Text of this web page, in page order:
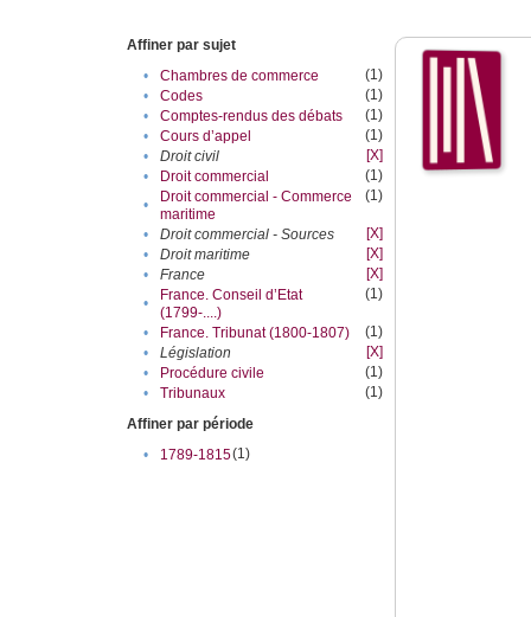
Affiner par sujet
•
Chambres de commerce
(1)
•
Codes
(1)
•
Comptes-rendus des débats
(1)
•
Cours d’appel
(1)
•
Droit civil
[X]
•
Droit commercial
(1)
•
Droit commercial - Commerce
maritime
(1)
• Droit commercial - Sources
[X]
•
Droit maritime
[X]
•
France
[X]
•
France. Conseil d’Etat
(1799-....)
(1)
• France. Tribunat (1800-1807)
(1)
•
Législation
[X]
•
Procédure civile
(1)
•
Tribunaux
(1)
Affiner par période
•
1789-1815(1)